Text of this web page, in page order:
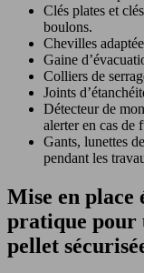
Clés plates et
boulons.
Chevilles
Gaine
Colliers de
Joints
Détecteur de
alerter en cas de
Gants, lunettes
pendant les
Mise en place
pratique pour
pellet